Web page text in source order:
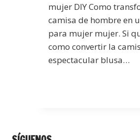
mujer DIY Como
camisa de hombre en
para mujer mujer. Si
como convertir la
espectacular blusa…